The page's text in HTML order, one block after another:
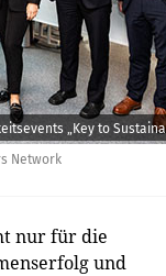
Network
„Key to
nur für die
und